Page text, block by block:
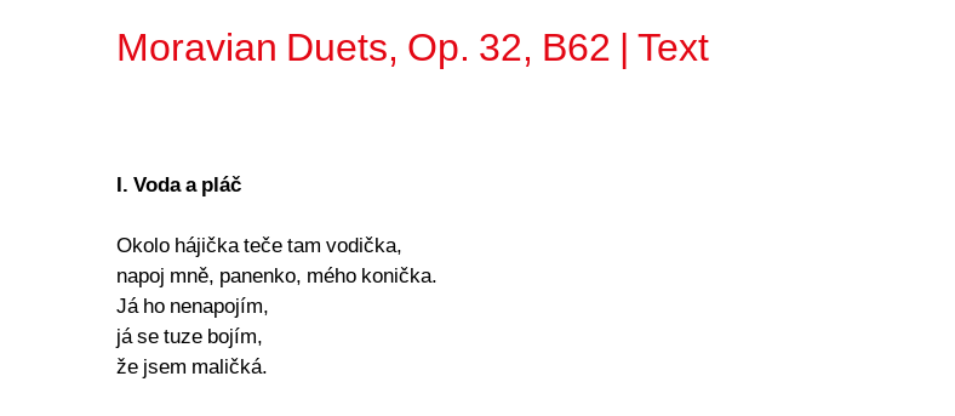
Moravian Duets, Op. 32, B62 | Text
I. Voda a pláč
Okolo hájička teče tam vodička,
napoj mně, panenko, mého konička.
Já ho nenapojím,
já se tuze bojím,
že jsem maličká.